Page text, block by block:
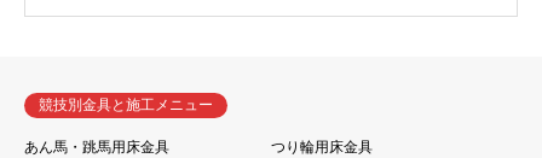
競技別金具と施工メニュー
あん馬・跳馬用床金具
つり輪用床金具